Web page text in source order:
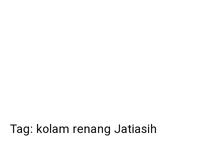
Tag: kolam renang Jatiasih